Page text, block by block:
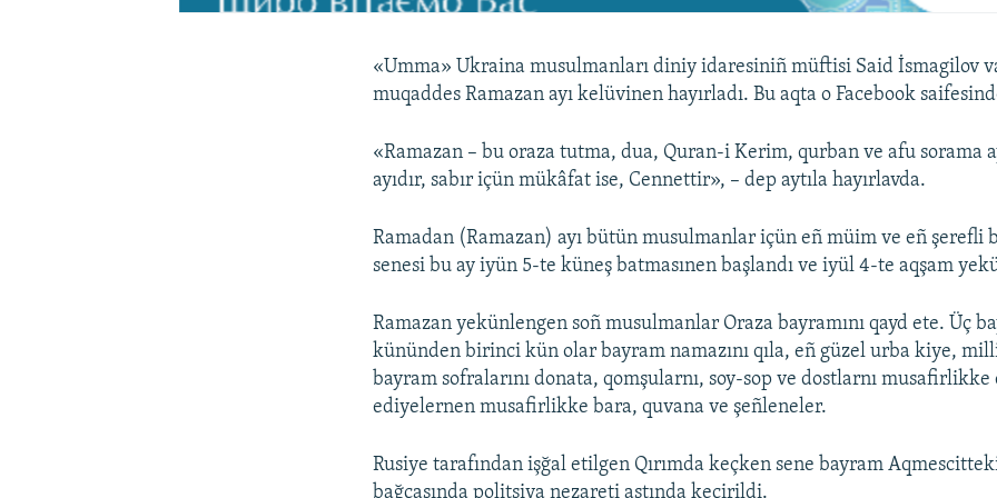
«Umma» Ukraina musulmanları diniy idaresiniñ müftisi Said İsmagilov
muqaddes Ramazan ayı kelüvinen hayırladı. Bu aqta o Facebook
«Ramazan – bu oraza tutma, dua, Quran-i Kerim, qurban ve afu sorama
ayıdır, sabır içün mükâfat ise, Cennettir», – dep aytıla hayırlavda.
Ramadan (Ramazan) ayı bütün musulmanlar içün eñ müim ve eñ şerefli
senesi bu ay iyün 5-te küneş batmasınen başlandı ve iyül 4-te aqşam
Ramazan yekünlengen soñ musulmanlar Oraza bayramını qayd ete. Üç
kününden birinci kün olar bayram namazını qıla, eñ güzel urba kiye,
bayram sofralarını donata, qomşularnı, soy-sop ve dostlarnı musafirlikke
ediyelernen musafirlikke bara, quvana ve şeñleneler.
Rusiye tarafından işğal etilgen Qırımda keçken sene bayram
bağçasında politsiya nezareti astında keçirildi.